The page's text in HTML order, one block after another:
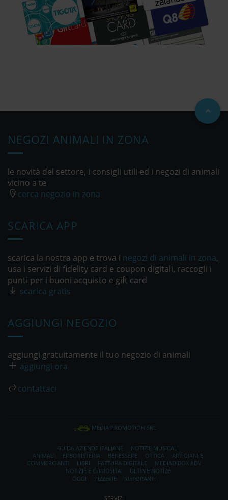
NEGOZI ANIMALI IN ZONA
le novità del settore, i consigli utili ed i negozi di animali
vicino a te
cerca negozio in zona
SCARICA APP
scarica la nostra app e trova i negozi di animali in zona,
usa i servizi di fidelity card e coupon digitali, raccogli i
punti per i buoni acquisto e gift card
scarica gratis
AGGIUNGI NEGOZIO
aggiungi gratuitamente il tuo negozio di animali
aggiungi ora
contattaci
MEDIA PROMOTION SRL
GUIDA AZIENDE ITALIANE
NOTIZIE MUSICALI
ANIMALI
ERBORISTERIA BENESSERE OTTICA
ARTIGIANI E
COMMERCIANTI
LIBRI FATTURA DIGITALE
MEDIADIBOX ADV
NOTIZIE E CURIOSITA'
ULTIME NOTIZE
OGGI
PIZZERIE RISTORANTI
SERVIZI